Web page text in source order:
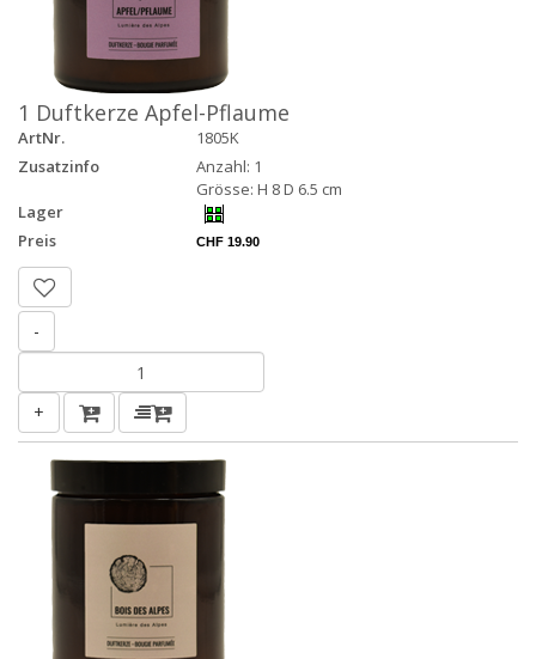
1 Duftkerze Apfel-Pflaume
ArtNr.
1805K
Zusatzinfo
Anzahl: 1
Grösse: H 8 D 6.5 cm
Lager
Preis
CHF 19.90
-
+